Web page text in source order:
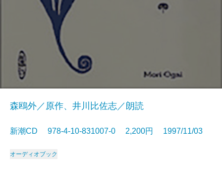
森鴎外／原作、井川比佐志／朗読
新潮CD 978-4-10-831007-0 2,200円 1997/11/03
オーディオブック